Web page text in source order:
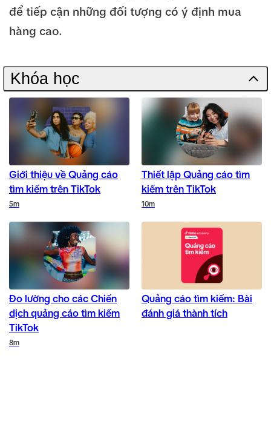
để tiếp cận những đối tượng có ý định mua
hàng cao.
Khóa học
Giới thiệu về Quảng cáo
tìm kiếm trên TikTok
Duration
5m
Thiết lập Quảng cáo tìm
kiếm trên TikTok
Duration 10m
Đo lường cho các Chiến
dịch quảng cáo tìm kiếm
TikTok
Duration
8m
Quảng cáo tìm kiếm: Bài
đánh giá thành tích